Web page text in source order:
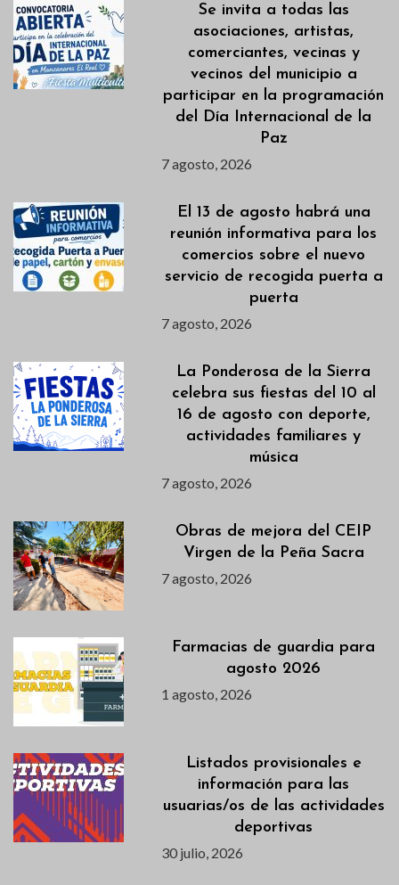
Se invita a todas las
asociaciones, artistas,
comerciantes, vecinas y
vecinos del municipio a
participar en la programación
del Día Internacional de la
Paz
7 agosto, 2026
El 13 de agosto habrá una
reunión informativa para los
comercios sobre el nuevo
servicio de recogida puerta a
puerta
7 agosto, 2026
La Ponderosa de la Sierra
celebra sus fiestas del 10 al
16 de agosto con deporte,
actividades familiares y
música
7 agosto, 2026
Obras de mejora del CEIP
Virgen de la Peña Sacra
7 agosto, 2026
Farmacias de guardia para
agosto 2026
1 agosto, 2026
Listados provisionales e
información para las
usuarias/os de las actividades
deportivas
30 julio, 2026